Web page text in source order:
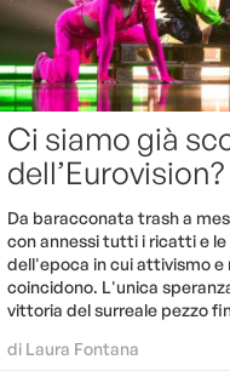
Ci siamo già
dell’Eurovision?
Da baracconata trash a
con annessi tutti i ricatti e
dell'epoca in cui attivismo e
coincidono. L'unica
vittoria del surreale pezzo
di Laura Fontana